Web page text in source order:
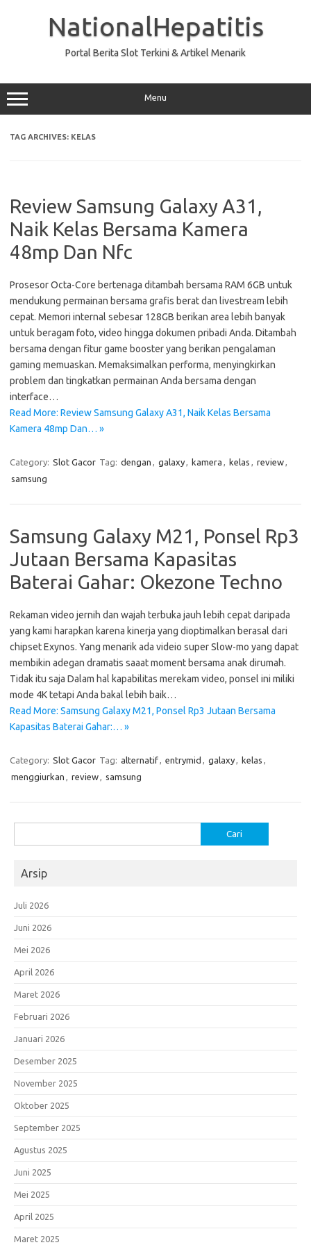
NationalHepatitis
Portal Berita Slot Terkini & Artikel Menarik
Menu
TAG ARCHIVES: KELAS
Review Samsung Galaxy A31,
Naik Kelas Bersama Kamera
48mp Dan Nfc
Prosesor Octa-Core bertenaga ditambah bersama RAM 6GB untuk
mendukung permainan bersama grafis berat dan livestream lebih
cepat. Memori internal sebesar 128GB berikan area lebih banyak
untuk beragam foto, video hingga dokumen pribadi Anda. Ditambah
bersama dengan fitur game booster yang berikan pengalaman
gaming memuaskan. Memaksimalkan performa, menyingkirkan
problem dan tingkatkan permainan Anda bersama dengan
interface…
Read More: Review Samsung Galaxy A31, Naik Kelas Bersama
Kamera 48mp Dan… »
Category: Slot Gacor Tag: dengan , galaxy, kamera , kelas , review,
samsung
Samsung Galaxy M21, Ponsel Rp3
Jutaan Bersama Kapasitas
Baterai Gahar: Okezone Techno
Rekaman video jernih dan wajah terbuka jauh lebih cepat daripada
yang kami harapkan karena kinerja yang dioptimalkan berasal dari
chipset Exynos. Yang menarik ada videio super Slow-mo yang dapat
membikin adegan dramatis saaat moment bersama anak dirumah.
Tidak itu saja Dalam hal kapabilitas merekam video, ponsel ini miliki
mode 4K tetapi Anda bakal lebih baik…
Read More: Samsung Galaxy M21, Ponsel Rp3 Jutaan Bersama
Kapasitas Baterai Gahar:… »
Category: Slot Gacor Tag: alternatif, entrymid , galaxy, kelas ,
menggiurkan , review, samsung
untuk:
Arsip
Juli 2026
Juni 2026
Mei 2026
April 2026
Maret 2026
Februari 2026
Januari 2026
Desember 2025
November 2025
Oktober 2025
September 2025
Agustus 2025
Juni 2025
Mei 2025
April 2025
Maret 2025